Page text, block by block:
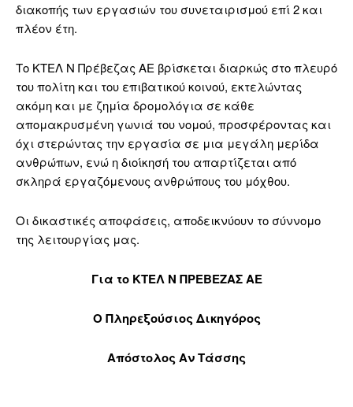
διακοπής των εργασιών του συνεταιρισμού επί 2 και
πλέον έτη.
Το ΚΤΕΛ Ν Πρέβεζας ΑΕ βρίσκεται διαρκώς στο πλευρό
του πολίτη και του επιβατικού κοινού, εκτελώντας
ακόμη και με ζημία δρομολόγια σε κάθε
απομακρυσμένη γωνιά του νομού, προσφέροντας και
όχι στερώντας την εργασία σε μια μεγάλη μερίδα
ανθρώπων, ενώ η διοίκησή του απαρτίζεται από
σκληρά εργαζόμενους ανθρώπους του μόχθου.
Οι δικαστικές αποφάσεις, αποδεικνύουν το σύννομο
της λειτουργίας μας.
Για το ΚΤΕΛ Ν ΠΡΕΒΕΖΑΣ ΑΕ
Ο Πληρεξούσιος Δικηγόρος
Απόστολος Αν Τάσσης